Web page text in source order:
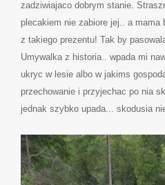
zadziwiajaco dobrym stanie.
plecakiem nie zabiore jej.. a
z takiego prezentu! Tak by
Umywalka z historia.. wpada mi
ukryc w lesie albo w jakims
przechowanie i przyjechac po nia
jednak szybko upada... skodusia